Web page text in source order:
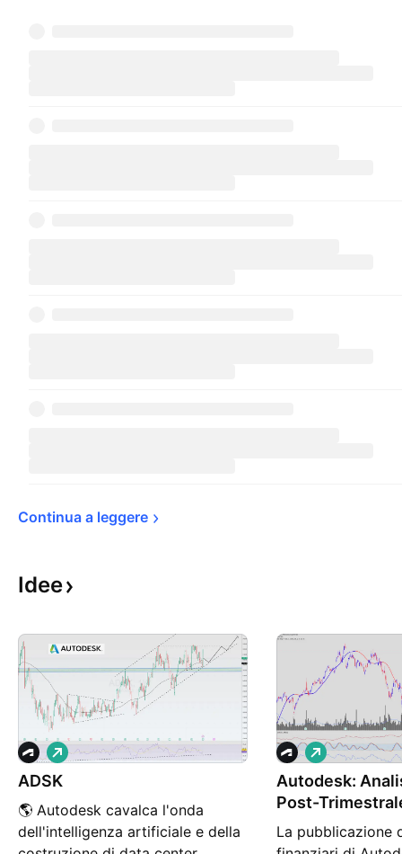
Continua a leggere
Idee
ADSK
🌎 Autodesk cavalca l'onda
dell'intelligenza artificiale e della
L
o
n
Autodesk:
Post-
La pubblicazione
L
o
n
g